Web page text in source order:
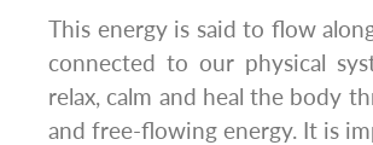
This energy is said to flow
connected to our physical
relax, calm and heal the body
and free-flowing energy. It is